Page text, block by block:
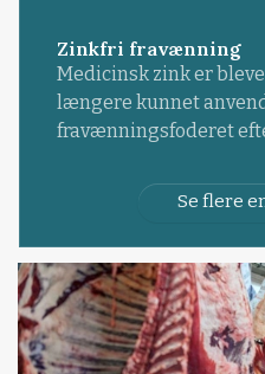
Zinkfri fravænning
Medicinsk zink er
længere kunnet
fravænningsfoderet
Se flere